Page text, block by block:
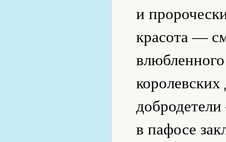
и
красота —
в пафосе